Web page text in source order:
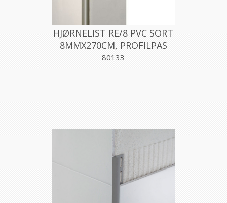
HJØRNELIST RE/8 PVC SORT
8MMX270CM, PROFILPAS
80133